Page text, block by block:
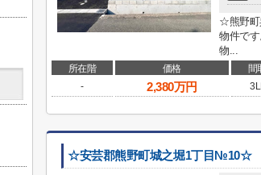
☆熊野町
物件で
物...
所在階 価格 間
-
2,380万円
☆安芸郡熊野町城之堀1丁目№10☆